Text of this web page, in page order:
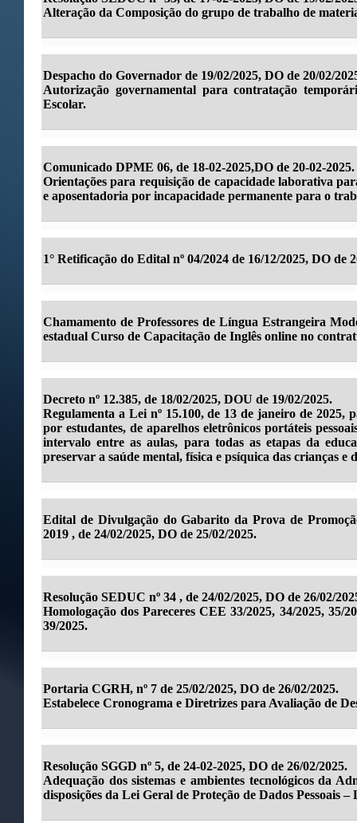
Alteração da Composição do grupo de trabalho de
Despacho do Governador de 19/02/2025, DO de 20/02/
Autorização governamental para contratação
Escolar.
Comunicado DPME 06, de 18-02-2025,DO de 20-02-2025.
Orientações para requisição de capacidade laborativa
e aposentadoria por incapacidade permanente para o
1° Retificação do Edital nº 04/2024 de 16/12/2025, DO de
Chamamento de Professores de Língua Estrangeira
estadual Curso de Capacitação de Inglês online no
Decreto nº 12.385, de 18/02/2025, DOU de 19/02/2025.
Regulamenta a Lei nº 15.100, de 13 de janeiro de
por estudantes, de aparelhos eletrônicos portáteis
intervalo entre as aulas, para todas as etapas da
preservar a saúde mental, física e psíquica das crianças e
Edital de Divulgação do Gabarito da Prova de
2019 , de 24/02/2025, DO de 25/02/2025.
Resolução SEDUC nº 34 , de 24/02/2025, DO de 26/02/
Homologação dos Pareceres CEE 33/2025, 34/2025, 35/
39/2025.
Portaria CGRH, nº 7 de 25/02/2025, DO de 26/02/2025.
Estabelece Cronograma e Diretrizes para Avaliação de
Resolução SGGD nº 5, de 24-02-2025, DO de 26/02/2025.
Adequação dos sistemas e ambientes tecnológicos da
disposições da Lei Geral de Proteção de Dados Pessoais –